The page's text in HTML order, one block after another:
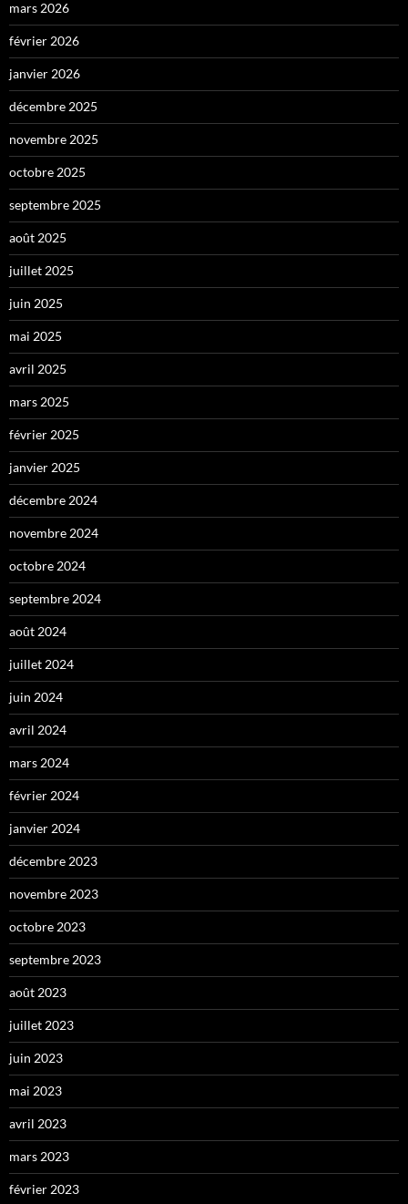
mars 2026
février 2026
janvier 2026
décembre 2025
novembre 2025
octobre 2025
septembre 2025
août 2025
juillet 2025
juin 2025
mai 2025
avril 2025
mars 2025
février 2025
janvier 2025
décembre 2024
novembre 2024
octobre 2024
septembre 2024
août 2024
juillet 2024
juin 2024
avril 2024
mars 2024
février 2024
janvier 2024
décembre 2023
novembre 2023
octobre 2023
septembre 2023
août 2023
juillet 2023
juin 2023
mai 2023
avril 2023
mars 2023
février 2023